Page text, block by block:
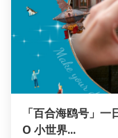
「百合海鸥号」
O 小世界...